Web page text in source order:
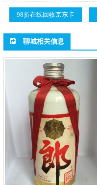
98折在线回收京东卡
聊城相关信息